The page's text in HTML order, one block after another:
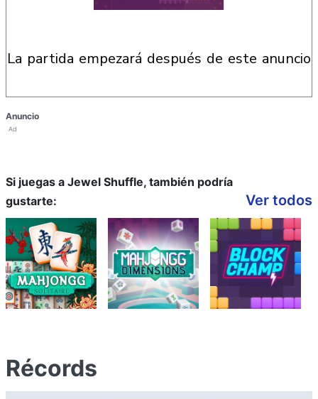
la partida empezará después de este anuncio
Anuncio
Ad
Si juegas a Jewel Shuffle, también podría
gustarte:
Ver todos
Récords